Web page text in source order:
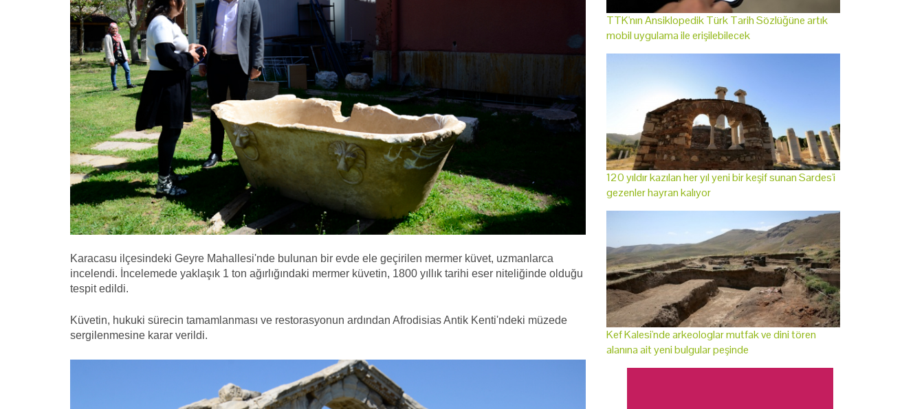
Karacasu ilçesindeki Geyre Mahallesi'nde bulunan bir evde ele geçirilen mermer küvet, uzmanlarca
incelendi. İncelemede yaklaşık 1 ton ağırlığındaki mermer küvetin, 1800 yıllık tarihi eser niteliğinde olduğu
tespit edildi.
Küvetin, hukuki sürecin tamamlanması ve restorasyonun ardından Afrodisias Antik Kenti'ndeki müzede
sergilenmesine karar verildi.
TTK'nın Ansiklopedik Türk Tarih Sözlüğüne artık
mobil uygulama ile erişilebilecek
120 yıldır kazılan her yıl yeni bir keşif sunan Sardes'i
gezenler hayran kalıyor
Kef Kalesi'nde arkeologlar mutfak ve dini tören
alanına ait yeni bulgular peşinde